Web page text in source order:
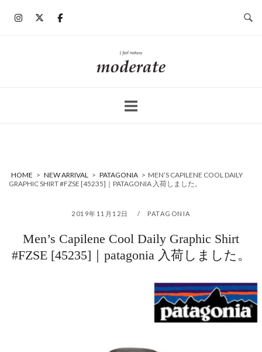
ホ
ー
HOME > NEW ARRIVAL > PATAGONIA > MEN’S CAPILENE COOL DAILY
GRAPHIC SHIRT #FZSE [45235]｜PATAGONIA 入荷しました。
2019年11月12日 PATAGONIA
Men’s Capilene Cool Daily Graphic Shirt
#FZSE [45235]｜patagonia 入荷しました。